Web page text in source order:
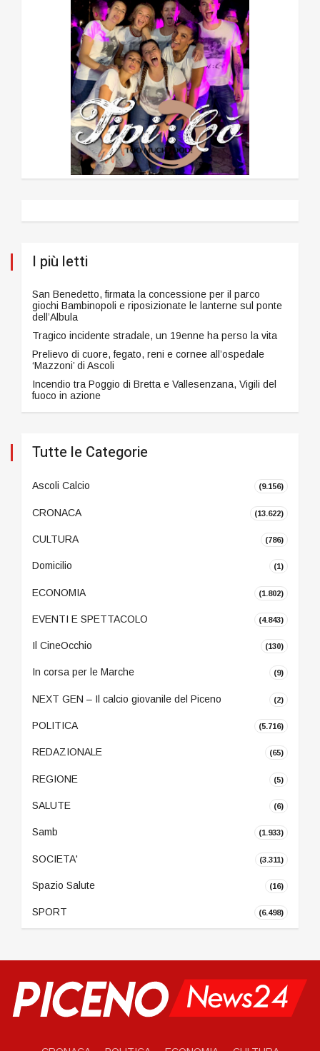
I più letti
San Benedetto, firmata la concessione per il parco
giochi Bambinopoli e riposizionate le lanterne sul ponte
dell’Albula
Tragico incidente stradale, un 19enne ha perso la vita
Prelievo di cuore, fegato, reni e cornee all’ospedale
‘Mazzoni’ di Ascoli
Incendio tra Poggio di Bretta e Vallesenzana, Vigili del
fuoco in azione
Tutte le Categorie
Ascoli Calcio (9.156)
CRONACA (13.622)
CULTURA (786)
Domicilio (1)
ECONOMIA (1.802)
EVENTI E SPETTACOLO (4.843)
Il CineOcchio (130)
In corsa per le Marche (9)
NEXT GEN – Il calcio giovanile del Piceno (2)
POLITICA (5.716)
REDAZIONALE (65)
REGIONE (5)
SALUTE (6)
Samb (1.933)
SOCIETA' (3.311)
Spazio Salute (16)
SPORT (6.498)